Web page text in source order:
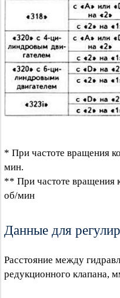
* При частоте вращения
мин.
** При частоте вращения
об/мин
Данные для
Расстояние между
редукционного клапана,